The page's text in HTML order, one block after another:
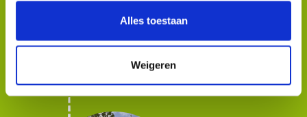
Alles toestaan
Weigeren
Buitenplaats Kameryck
Oortjespad 3
Kamerik
0348-400771